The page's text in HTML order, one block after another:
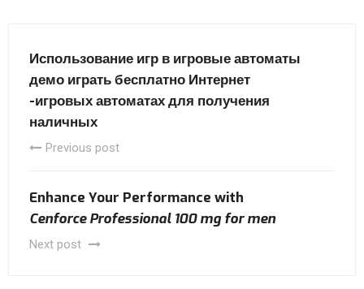
Использование игр в игровые автоматы
демо играть бесплатно Интернет
-игровых автоматах для получения
наличных
Previous post
Enhance Your Performance with
Cenforce Professional 100 mg for men
Next post